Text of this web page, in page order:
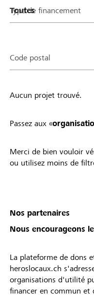
Type de financement
Code postal
Aucun projet trouvé.
Passez aux «
Merci de bien vouloir
ou utilisez moins de
Nos partenaires
Nous encourageons
La plateforme de dons
heroslocaux.ch
organisations d'utilité
financer en commun et